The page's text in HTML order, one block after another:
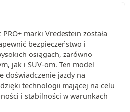
marki Vredestein została
bezpieczeństwo i
osiągach, zarówno
jak i SUV-om. Ten model
doświadczenie jazdy na
technologii mającej na celu
i stabilności w warunkach